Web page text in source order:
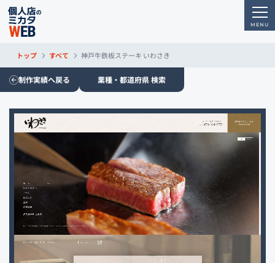
トップ すべて 神戸牛鉄板ステーキ いわさき
制作実績へ戻る 業種・都道府県 検索